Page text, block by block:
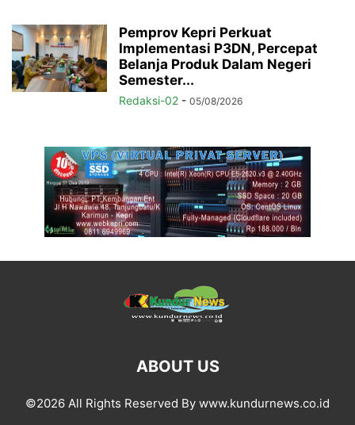
Pemprov Kepri Perkuat
Implementasi P3DN, Percepat
Belanja Produk Dalam Negeri
Semester...
Redaksi-02 - 05/08/2026
ABOUT US
©2026 All Rights Reserved By www.kundurnews.co.id